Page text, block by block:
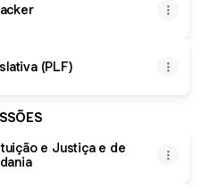
(PLF)
e Justiça e de